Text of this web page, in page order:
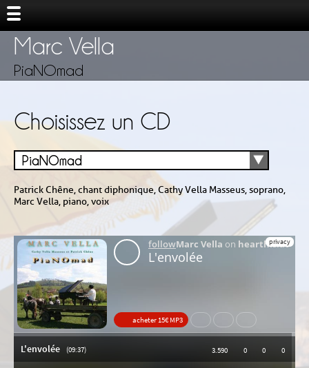
Marc Vella
PiaNOmad
Choisissez un CD
PiaNOmad
Patrick Chêne, chant diphonique, Cathy Vella Masseus, soprano,
Marc Vella, piano, voix